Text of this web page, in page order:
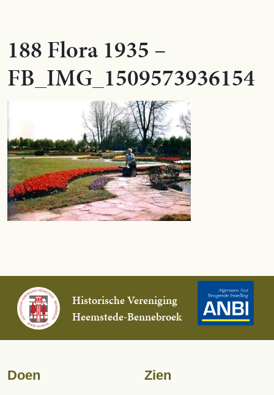
188 Flora 1935 –
FB_IMG_1509573936154
Historische Vereniging
Heemstede-Bennebroek
Doen Zien